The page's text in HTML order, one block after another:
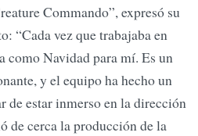
Commando”, expresó su
“Cada vez que trabajaba en
como Navidad para mí. Es un
y el equipo ha hecho un
de estar inmerso en la dirección
de cerca la producción de la